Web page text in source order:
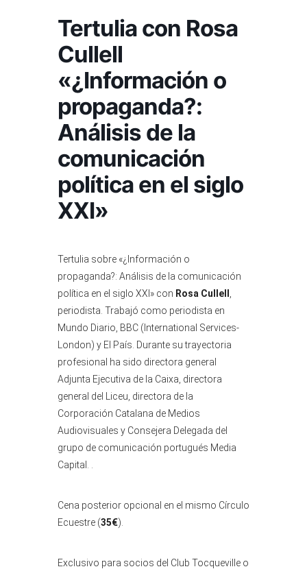
Tertulia con Rosa
Cullell
«¿Información o
propaganda?:
Análisis de la
comunicación
política en el siglo
XXI»
Tertulia sobre «¿Información o
propaganda?: Análisis de la comunicación
política en el siglo XXI» con Rosa Cullell
periodista. Trabajó como periodista en
Mundo Diario, BBC (International Services-
London) y El País. Durante su trayectoria
profesional ha sido directora general
Adjunta Ejecutiva de la Caixa, directora
general del Liceu, directora de la
Corporación Catalana de Medios
Audiovisuales y Consejera Delegada del
grupo de comunicación portugués Media
Capital. .
Cena posterior opcional en el mismo Círculo
Ecuestre (35€).
Exclusivo para socios del Club Tocqueville o